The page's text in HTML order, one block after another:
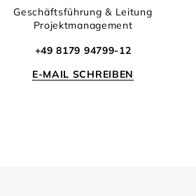
Geschäftsführung & Leitung
Projektmanagement
+49 8179 94799-12
E-MAIL SCHREIBEN